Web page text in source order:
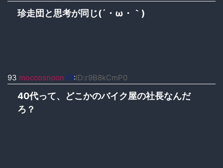
珍走団と思考が同じ(´・ω・｀)
93 moccosnoon ID:ID:r9B8kCmP0
40代って、どこかのバイク屋の社長なんだ
ろ？